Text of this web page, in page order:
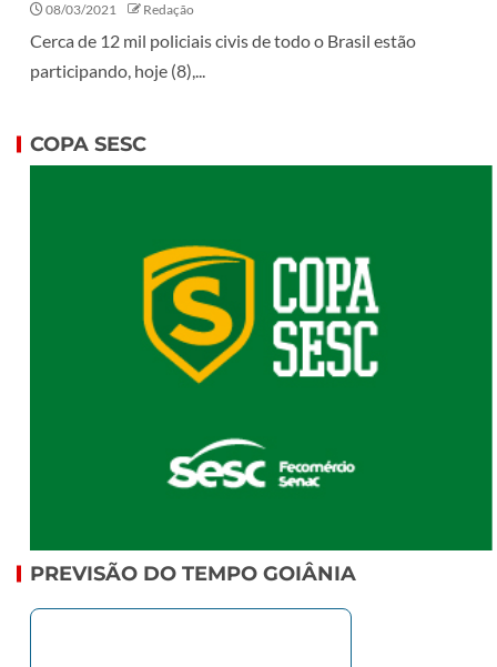
08/03/2021 Redação
Cerca de 12 mil policiais civis de todo o Brasil estão
participando, hoje (8),...
COPA SESC
PREVISÃO DO TEMPO GOIÂNIA